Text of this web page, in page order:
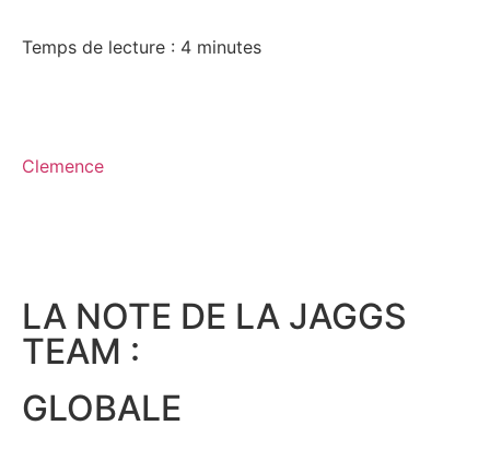
Clemence
Temps de lecture : 4 minutes
LA NOTE DE LA JAGGS
TEAM :
GLOBALE